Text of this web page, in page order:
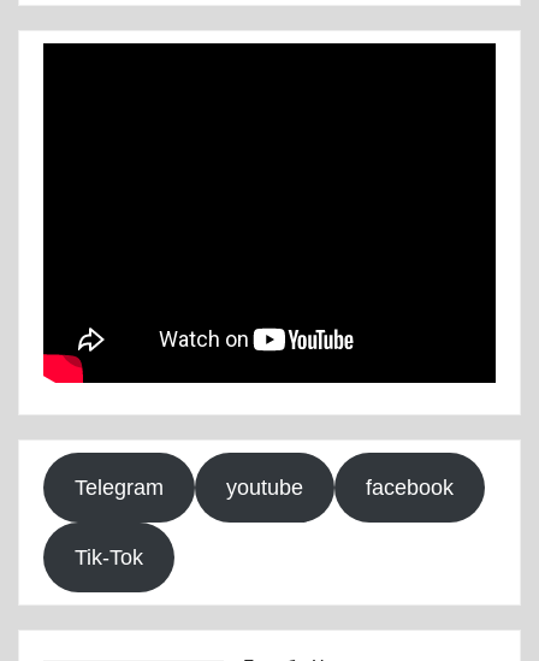
Telegram youtube facebook
Tik-Tok